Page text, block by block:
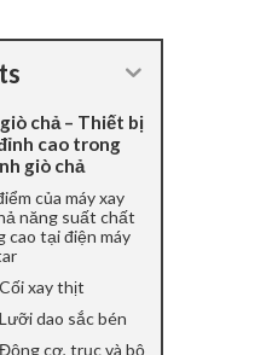
chả – Thiết bị
cao trong
giò chả
của máy xay
năng suất chất
cao tại điện máy
Cối xay thịt
Lưỡi dao sắc bén
Động cơ, trục và bộ